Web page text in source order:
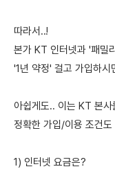
따라서..!
본가 KT 인터넷과 '패밀
'1년 약정' 걸고 가입하시
아쉽게도.. 이는 KT 본사
정확한 가입/이용 조건
1) 인터넷 요금은?